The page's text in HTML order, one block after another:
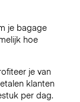
je bagage
hoe
je van
klanten
per dag.